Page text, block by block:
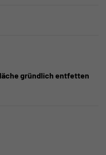
gründlich entfetten